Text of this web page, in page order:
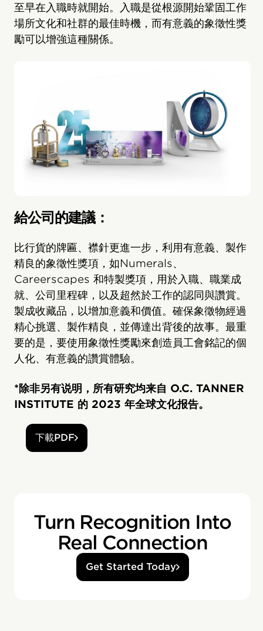
至早在入職時就開始。入職是從根源開始鞏固工作
場所文化和社群的最佳時機，而有意義的象徵性獎
勵可以增強這種關係。
給公司的建議：
比行貨的牌匾、襟針更進一步，利用有意義、製作
精良的象徵性獎項，如Numerals、
Careerscapes 和特製獎項，用於入職、職業成
就、公司里程碑，以及超然於工作的認同與讚賞。
製成收藏品，以增加意義和價值。確保象徵物經過
精心挑選、製作精良，並傳達出背後的故事。最重
要的是，要使用象徵性獎勵來創造員工會銘記的個
人化、有意義的讚賞體驗。
*除非另有说明，所有研究均来自 O.C. TANNER
INSTITUTE 的 2023 年全球文化报告。
下載PDF
Turn Recognition Into
Real Connection
Get Started Today